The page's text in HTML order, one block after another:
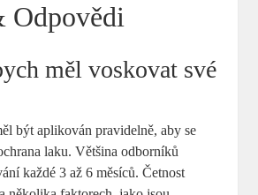
Odpovědi
měl voskovat své
být aplikován pravidelně, aby se
laku. Většina odborníků
každé 3 až 6 měsíců. Četnost